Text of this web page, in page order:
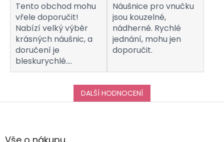
Tento obchod mohu
vřele doporučit!
Nabízí velký výběr
krásných náušnic, a
doručení je
bleskurychlé.
Komunikaci s
obchodem hodnotím
taktéž na jedničku!
Děkuji za vše, a určitě
Náušnice pro vnučku
jsou kouzelné,
nádherné. Rychlé
jednání, mohu jen
doporučit.
DALŠÍ HODNOCENÍ
Z